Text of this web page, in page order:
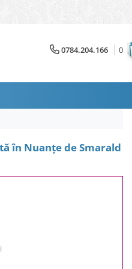
0784.204.166 0
în Nuanțe de Smarald